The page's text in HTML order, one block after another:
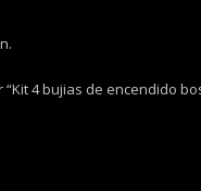
4 bujias de encendido